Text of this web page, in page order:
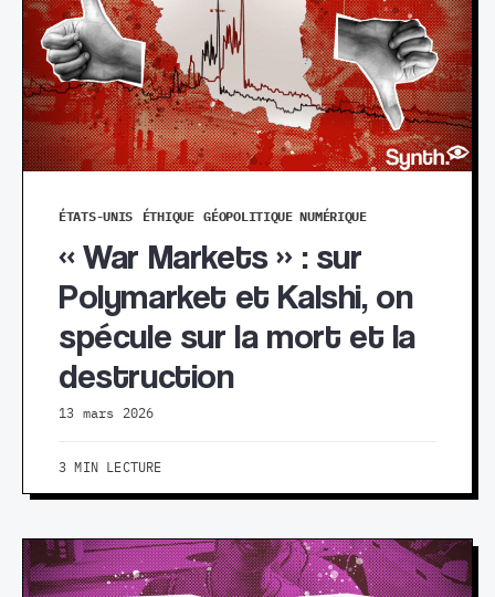
ÉTATS-UNIS ÉTHIQUE GÉOPOLITIQUE NUMÉRIQUE
« War Markets » : sur
Polymarket et Kalshi, on
spécule sur la mort et la
destruction
13 mars 2026
3 MIN LECTURE